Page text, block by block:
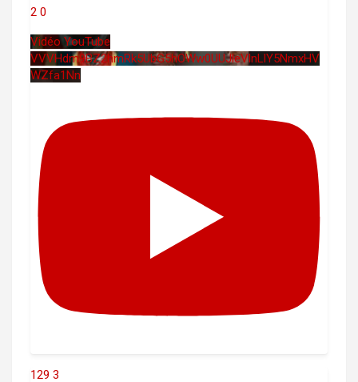
2 0
Vidéo YouTube
VVVHdm9BZ2hmRk5UbG5hOWw0UUJleVlnLlY5NmxHV
WZfa1Nn
129 3